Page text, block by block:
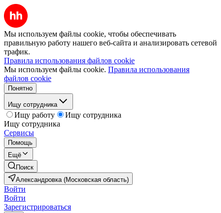
Мы используем файлы cookie, чтобы обеспечивать
правильную работу нашего веб-сайта и анализировать сетевой
трафик.
Правила использования файлов cookie
Мы используем файлы cookie. Правила использования
файлов cookie
Понятно
Ищу сотрудника
Ищу работу
Ищу сотрудника
Ищу сотрудника
Сервисы
Помощь
Ещё
Поиск
Александровка (Московская область)
Войти
Войти
Зарегистрироваться